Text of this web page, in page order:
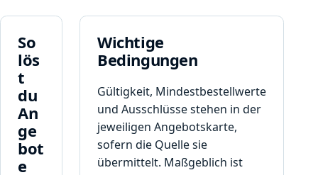
.
i
n
N
u
t
z
u
n
So
lös
t
du
An
ge
bot
e
Wichtige
Bedingungen
Gültigkeit, Mindestbestellwerte
und Ausschlüsse stehen in der
jeweiligen Angebotskarte,
sofern die Quelle sie
übermittelt. Maßgeblich ist